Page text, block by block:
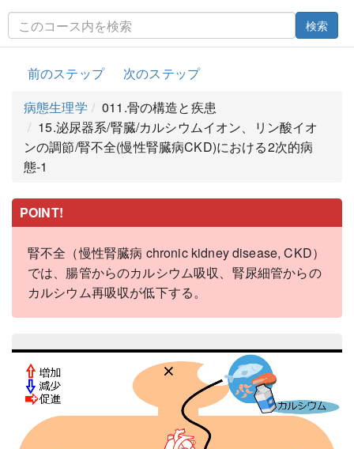
検索
前のステップ
次のステップ
病態生理学
011.骨の構造と疾患
15.泌尿器系/腎臓/カルシウムイオン、リン酸イオ
ンの調節/腎不全(慢性腎臓病CKD)における2次的病
態-1
POINT!
腎不全（慢性腎臓病 chronic kidney disease, CKD）
では、腸管からのカルシウム吸収、腎尿細管からの
カルシウム再吸収が低下する。